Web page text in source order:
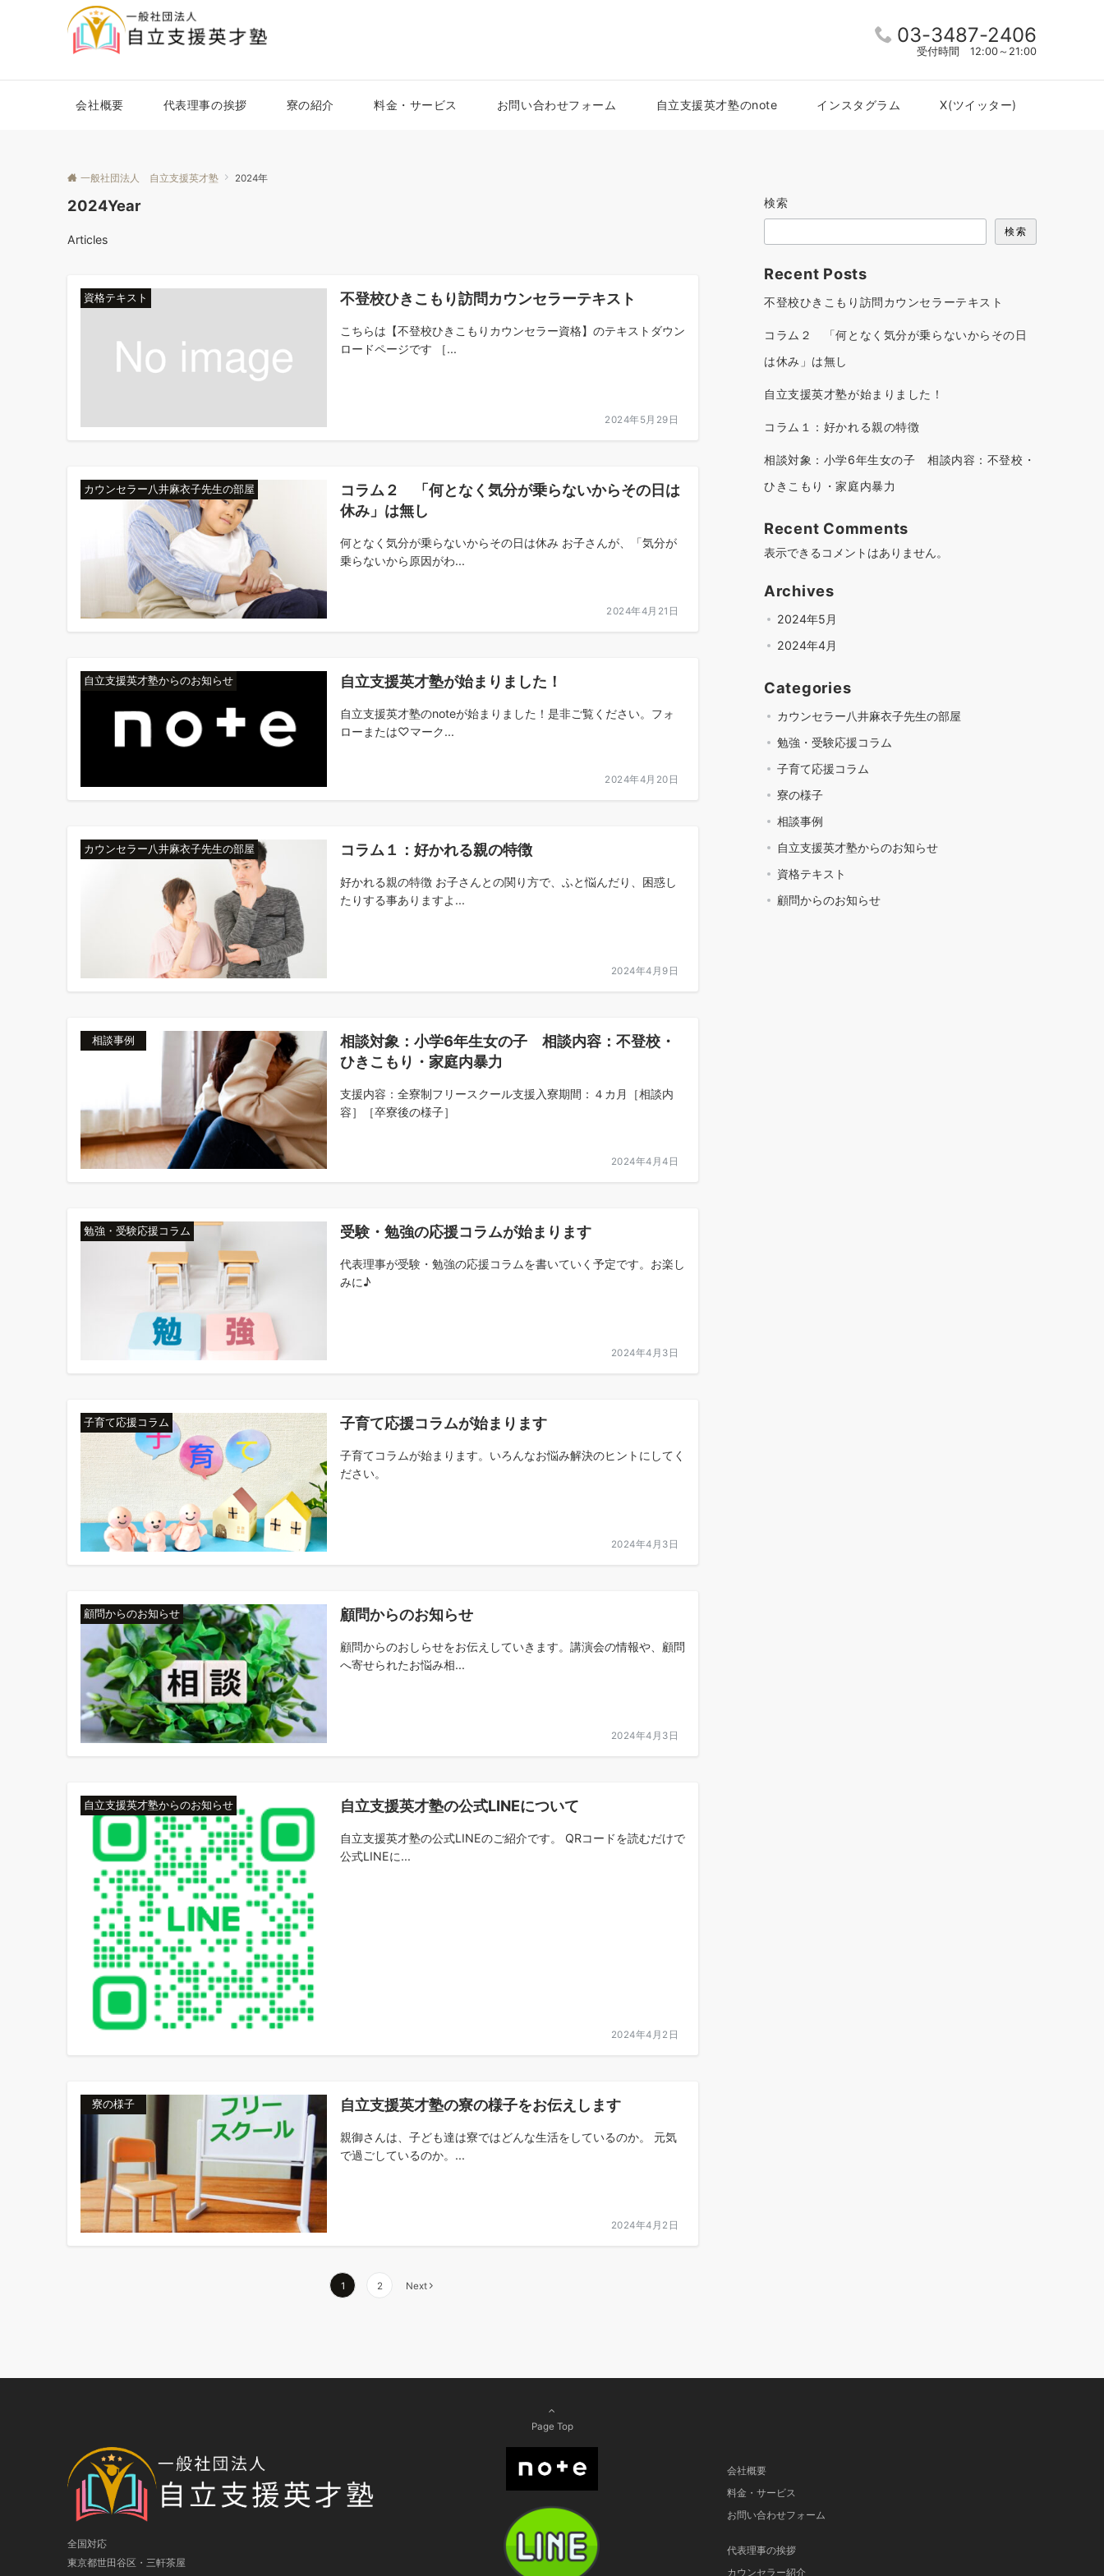
03-3487-2406
受付時間 12:00～21:00
会社概要 代表理事の挨拶 寮の紹介 料金・サービス お問い合わせフォーム 自立支援英才塾のnote インスタグラム X(ツイッター)
一般社団法人 自立支援英才塾 2024年
2024Year
Articles
資格テキスト 不登校ひきこもり訪問カウンセラーテキスト
こちらは【不登校ひきこもりカウンセラー資格】のテキストダウン
ロードページです ［...
2024年5月29日
カウンセラー八井麻衣子先生の部屋
コラム２ 「何となく気分が乗らないからその日は
休み」は無し
何となく気分が乗らないからその日は休み お子さんが、「気分が
乗らないから原因がわ...
2024年4月21日
自立支援英才塾からのお知らせ 自立支援英才塾が始まりました！
自立支援英才塾のnoteが始まりました！是非ご覧ください。フォ
ローまたは♡マーク...
2024年4月20日
カウンセラー八井麻衣子先生の部屋 コラム１：好かれる親の特徴
好かれる親の特徴 お子さんとの関り方で、ふと悩んだり、困惑し
たりする事ありますよ...
2024年4月9日
相談事例
相談対象：小学6年生女の子 相談内容：不登校・
ひきこもり・家庭内暴力
支援内容：全寮制フリースクール支援入寮期間：４カ月［相談内
容］［卒寮後の様子］
2024年4月4日
勉強・受験応援コラム 受験・勉強の応援コラムが始まります
代表理事が受験・勉強の応援コラムを書いていく予定です。お楽し
みに♪
2024年4月3日
子育て応援コラム 子育て応援コラムが始まります
子育てコラムが始まります。いろんなお悩み解決のヒントにしてく
ださい。
2024年4月3日
顧問からのお知らせ 顧問からのお知らせ
顧問からのおしらせをお伝えしていきます。講演会の情報や、顧問
へ寄せられたお悩み相...
2024年4月3日
自立支援英才塾からのお知らせ 自立支援英才塾の公式LINEについて
自立支援英才塾の公式LINEのご紹介です。 QRコードを読むだけで
公式LINEに...
2024年4月2日
寮の様子 自立支援英才塾の寮の様子をお伝えします
親御さんは、子ども達は寮ではどんな生活をしているのか。 元気
で過ごしているのか。...
2024年4月2日
送
り
1 2 Next
検索
検索
Recent Posts
不登校ひきこもり訪問カウンセラーテキスト
コラム２ 「何となく気分が乗らないからその日
は休み」は無し
自立支援英才塾が始まりました！
コラム１：好かれる親の特徴
相談対象：小学6年生女の子 相談内容：不登校・
ひきこもり・家庭内暴力
Recent Comments
表示できるコメントはありません。
Archives
2024年5月
2024年4月
Categories
カウンセラー八井麻衣子先生の部屋
勉強・受験応援コラム
子育て応援コラム
寮の様子
相談事例
自立支援英才塾からのお知らせ
資格テキスト
顧問からのお知らせ
Page Top
全国対応
東京都世田谷区・三軒茶屋
会社概要
料金・サービス
お問い合わせフォーム
代表理事の挨拶
カウンセラー紹介